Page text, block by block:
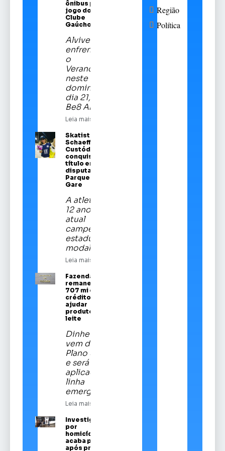
ônibus para
jogo do Sport
Clube
Gaúcho
Alviverde
enfrentará
o
Veranópolis
neste
domingo,
dia 21, na
Be8 Arena
Leia mais
Skatista Alice
Schaeffer
Custódio
conquista
título em
disputa no
Parque da
Gare
A atleta de
12 anos é a
atual
campeã
estadual da
modalidade
Leia mais
Fazenda
remaneja R$
707 mi em
crédito para
ajudar
produtores de
leite
Dinheiro
vem do
Plano Safra
e será
aplicado em
linha
emergencial
Leia mais
Investigado
por
homicídios
acaba preso
após prestar
Região
Política